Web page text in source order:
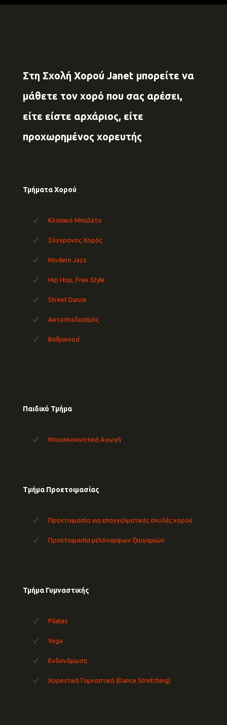
Στη Σχολή Χορού Janet μπορείτε να
μάθετε τον χορό που σας αρέσει,
είτε είστε αρχάριος, είτε
προχωρημένος χορευτής
Τμήματα Χορού
Κλασικό Μπαλέτο
Σύγχρονος Χορός
Modern Jazz
Hip Hop, Free Style
Street Dance
Αυτοσχεδιασμός
Bollywood
Παιδικό Τμήμα
Μουσικοκινητική Αγωγή
Tμήμα Προετοιμασίας
Προετοιμασία για επαγγελματικές σχολές χορού
Προετοιμασία μελόνυμφων ζευγαριών
Τμήμα Γυμναστικής
Pilates
Yoga
Ενδυνάμωση
Χορευτική Γυμναστική (Dance Stretching)